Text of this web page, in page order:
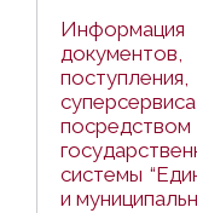
системы
и